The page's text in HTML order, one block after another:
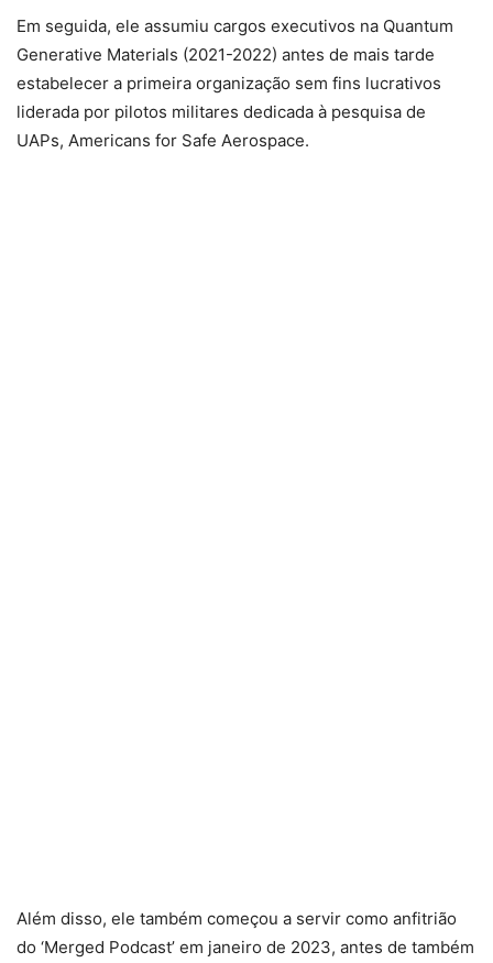
Em seguida, ele assumiu cargos executivos na Quantum
Generative Materials (2021-2022) antes de mais tarde
estabelecer a primeira organização sem fins lucrativos
liderada por pilotos militares dedicada à pesquisa de
UAPs, Americans for Safe Aerospace.
Além disso, ele também começou a servir como anfitrião
do ‘Merged Podcast’ em janeiro de 2023, antes de também